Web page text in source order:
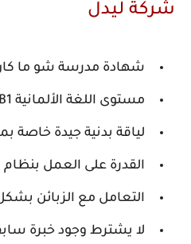
شركة ليدل
شهادة مدرسة شو ما
مستوى اللغة الألمانية B1 على الأقل
لياقة بدنية جيدة خاصة
القدرة على العمل بنظام
التعامل مع الزبائن
لا يشترط وجود خبرة